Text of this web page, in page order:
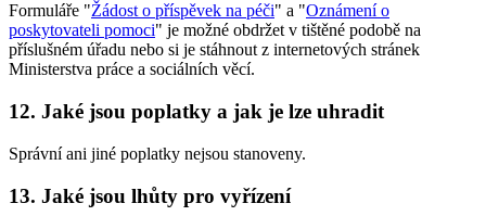
Formuláře "Žádost o příspěvek na péči" a "Oznámení o
poskytovateli pomoci" je možné obdržet v tištěné podobě na
příslušném úřadu nebo si je stáhnout z internetových stránek
Ministerstva práce a sociálních věcí.
12. Jaké jsou poplatky a jak je lze uhradit
Správní ani jiné poplatky nejsou stanoveny.
13. Jaké jsou lhůty pro vyřízení